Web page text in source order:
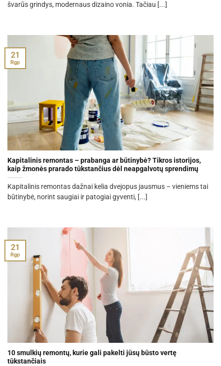
švarūs grindys, modernaus dizaino vonia. Tačiau [...]
Kapitalinis remontas – prabanga ar būtinybė? Tikros istorijos,
kaip žmonės prarado tūkstančius dėl neapgalvotų sprendimų
Kapitalinis remontas dažnai kelia dvejopus jausmus – vieniems tai
būtinybė, norint saugiai ir patogiai gyventi, [...]
21
Rgp
10 smulkių remontų, kurie gali pakelti jūsų būsto vertę
tūkstančiais
21
Rgp